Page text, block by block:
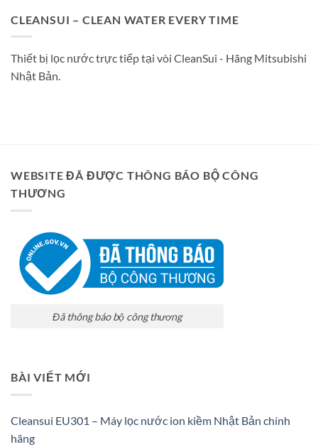
CLEANSUI – CLEAN WATER EVERY TIME
Thiết bị lọc nước trực tiếp tại vòi CleanSui - Hãng Mitsubishi
Nhật Bản.
WEBSITE ĐÃ ĐƯỢC THÔNG BÁO BỘ CÔNG
THƯƠNG
Đã thông báo bộ công thương
BÀI VIẾT MỚI
Cleansui EU301 – Máy lọc nước ion kiềm Nhật Bản chính
hãng